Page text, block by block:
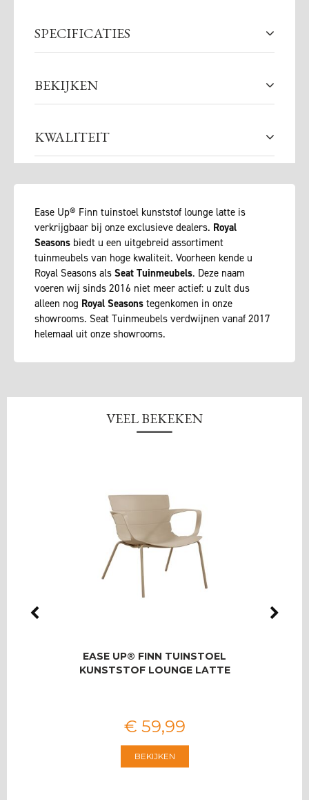
SPECIFICATIES
BEKIJKEN
KWALITEIT
Ease Up® Finn tuinstoel kunststof lounge latte is
verkrijgbaar bij onze exclusieve dealers. Royal
Seasons biedt u een uitgebreid assortiment
tuinmeubels van hoge kwaliteit. Voorheen kende u
Royal Seasons als Seat Tuinmeubels. Deze naam
voeren wij sinds 2016 niet meer actief: u zult dus
alleen nog Royal Seasons tegenkomen in onze
showrooms. Seat Tuinmeubels verdwijnen vanaf 2017
helemaal uit onze showrooms.
VEEL BEKEKEN
EASE UP® FINN TUINSTOEL
KUNSTSTOF LOUNGE LATTE
€ 59,99
BEKIJKEN